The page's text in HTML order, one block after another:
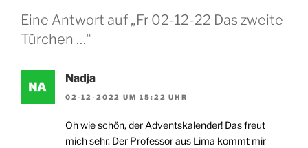
Eine Antwort auf „Fr 02-12-22 Das zweite
Türchen …“
Nadja
02-12-2022 UM 15:22 UHR
Oh wie schön, der Adventskalender! Das freut
mich sehr. Der Professor aus Lima kommt mir